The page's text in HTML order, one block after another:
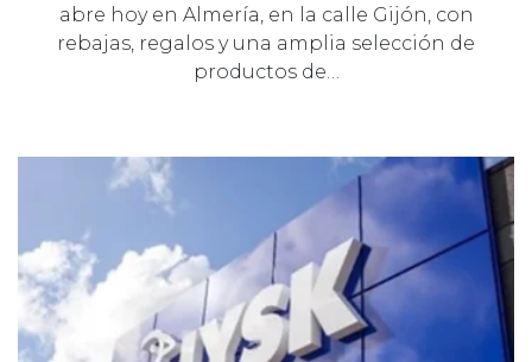
abre hoy en Almería, en la calle Gijón, con
rebajas, regalos y una amplia selección de
productos de…